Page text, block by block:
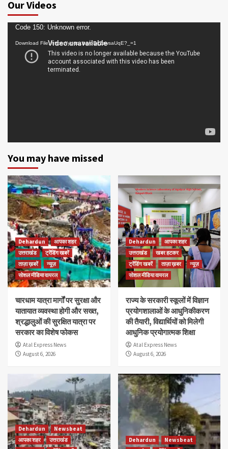
Our Videos
Video
Player
Code 150: Unknown error.
Download File: https://youtu.be/oDc2zwsaUqE?_=1
You may have missed
Dehardun
आपका शहर
उत्तराखंड
ट्रेंडिंग खबरें
ताज़ा ख़बरें
न्यूज़
सोशल मीडिया वायरल
चारधाम यात्रा मार्गों पर सुरक्षा और
यातायात व्यवस्था होगी और सख्त,
श्रद्धालुओं की सुरक्षित यात्रा पर
सरकार का विशेष फोकस
Atal Express News
August 6, 2026
Dehardun
आपका शहर
उत्तराखंड
खबर हटकर
ट्रेंडिंग खबरें
ताज़ा ख़बर
न्यूज़
सोशल मीडिया वायरल
राज्य के सरकारी स्कूलों में विज्ञान
प्रयोगशालाओं के आधुनिकीकरण
की तैयारी, विद्यार्थियों को मिलेगी
आधुनिक प्रयोगात्मक शिक्षा
Atal Express News
August 6, 2026
Dehardun
Newsbeat
आपका शहर
उत्तराखंड
Dehardun
Newsbeat